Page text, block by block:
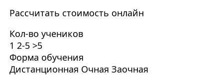
Рассчитать стоимость онлайн
Кол-во учеников
1 2-5 >5
Форма обучения
Дистанционная Очная Заочная